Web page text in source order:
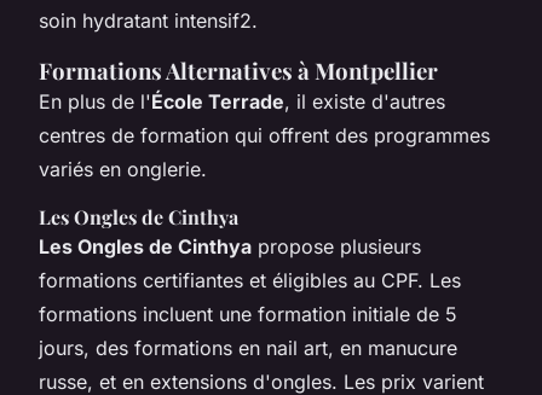
soin hydratant intensif2.
Formations Alternatives à Montpellier
En plus de l'École Terrade, il existe d'autres
centres de formation qui offrent des programmes
variés en onglerie.
Les Ongles de Cinthya
Les Ongles de Cinthya propose plusieurs
formations certifiantes et éligibles au CPF. Les
formations incluent une formation initiale de 5
jours, des formations en nail art, en manucure
russe, et en extensions d'ongles. Les prix varient